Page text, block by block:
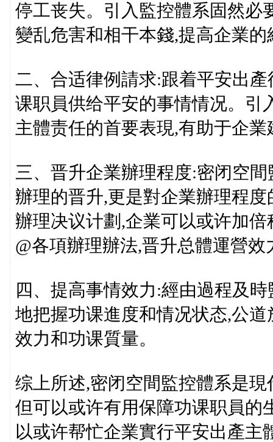
停工丧失。引入監控體系固然必
變乱危害和相干本錢,提高企業的
二、合适律例請求:跟着平安出
课职員供给平安的事情情况。引
主體责任的首要表現,有助于企
三、晋升企業辦理程度:密闭空
辦理的晋升,更是對企業辦理程
辦理决议计劃,企業可以或许加
@各項辦理辦法,晋升总體運營
四、提高事情效力:經由過程及
地把握功课進度和情况状态,公
效力和功课質量。
综上所述,密闭空間監控體系是
但可以或许有用保障功课职員的
以或许帮忙企業實行平安出產